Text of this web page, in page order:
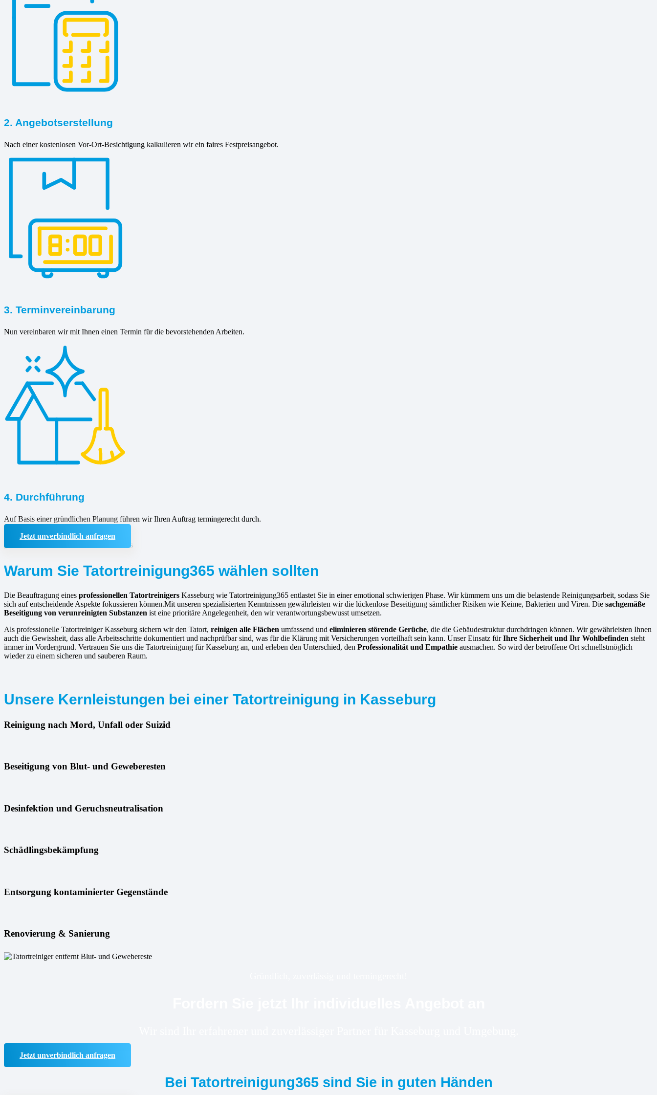
2. Angebotserstellung
Nach einer kostenlosen Vor-Ort-Besichtigung kalkulieren wir ein faires Festpreisangebot.
3. Terminvereinbarung
Nun vereinbaren wir mit Ihnen einen Termin für die bevorstehenden Arbeiten.
4. Durchführung
Auf Basis einer gründlichen Planung führen wir Ihren Auftrag termingerecht durch.
Jetzt unverbindlich anfragen
Warum Sie Tatortreinigung365 wählen sollten
Die Beauftragung eines professionellen Tatortreinigers Kasseburg wie Tatortreinigung365 entlastet Sie in einer emotional schwierigen Phase. Wir kümmern uns um die belastende Reinigungsarbeit, sodass Sie
sich auf entscheidende Aspekte fokussieren können.Mit unseren spezialisierten Kenntnissen gewährleisten wir die lückenlose Beseitigung sämtlicher Risiken wie Keime, Bakterien und Viren. Die sachgemäße
Beseitigung von verunreinigten Substanzen ist eine prioritäre Angelegenheit, den wir verantwortungsbewusst umsetzen.
Als professionelle Tatortreiniger Kasseburg sichern wir den Tatort, reinigen alle Flächen umfassend und eliminieren störende Gerüche, die die Gebäudestruktur durchdringen können. Wir gewährleisten Ihnen
auch die Gewissheit, dass alle Arbeitsschritte dokumentiert und nachprüfbar sind, was für die Klärung mit Versicherungen vorteilhaft sein kann. Unser Einsatz fürIhre Sicherheit und Ihr Wohlbefinden steht
immer im Vordergrund. Vertrauen Sie uns die Tatortreinigung für Kasseburg an, und erleben den Unterschied, den Professionalität und Empathie ausmachen. So wird der betroffene Ort schnellstmöglich
wieder zu einem sicheren und sauberen Raum.
Unsere Kernleistungen bei einer Tatortreinigung in Kasseburg
Reinigung nach Mord, Unfall oder Suizid
Beseitigung von Blut- und Geweberesten
Desinfektion und Geruchsneutralisation
Schädlingsbekämpfung
Entsorgung kontaminierter Gegenstände
Renovierung & Sanierung
Jetzt unverbindlich anfragen
Bei Tatortreinigung365 sind Sie in guten Händen